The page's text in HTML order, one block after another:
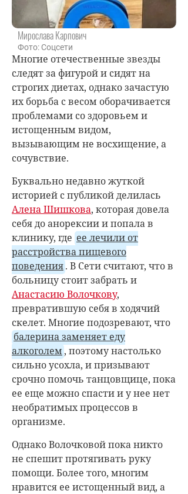
Мирослава Карпович
Фото: Соцсети
Многие отечественные звезды
следят за фигурой и сидят на
строгих диетах, однако зачастую
их борьба с весом оборачивается
проблемами со здоровьем и
истощенным видом,
вызывающим не восхищение, а
сочувствие.
Буквально недавно жуткой
историей с публикой делилась
Алена Шишкова, которая довела
себя до анорексии и попала в
клинику, где ее лечили от
расстройства пищевого
поведения. В Сети считают, что в
больницу стоит забрать и
Анастасию Волочкову,
превратившую себя в ходячий
скелет. Многие подозревают, что
балерина заменяет еду
алкоголем, поэтому настолько
сильно усохла, и призывают
срочно помочь танцовщице, пока
ее еще можно спасти и у нее нет
необратимых процессов в
организме.
Однако Волочковой пока никто
не спешит протягивать руку
помощи. Более того, многим
нравится ее истощенный вид, а